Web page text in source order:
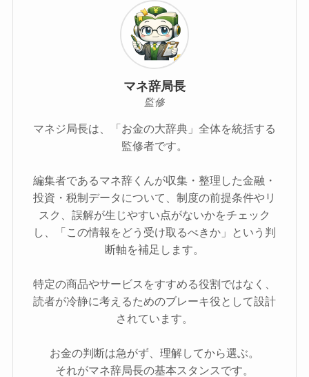
マネ辞局長
監修
マネジ局長は、「お金の大辞典」全体を統括する
監修者です。
編集者であるマネ辞くんが収集・整理した金融・
投資・税制データについて、制度の前提条件やリ
スク、誤解が生じやすい点がないかをチェック
し、「この情報をどう受け取るべきか」という判
断軸を補足します。
特定の商品やサービスをすすめる役割ではなく、
読者が冷静に考えるためのブレーキ役として設計
されています。
お金の判断は急がず、理解してから選ぶ。
それがマネ辞局長の基本スタンスです。